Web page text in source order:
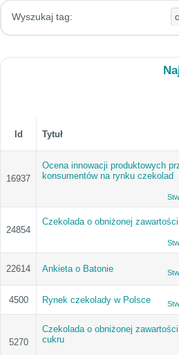
Wyszukaj tag:
Id Tytuł
16937
Ocena innowacji produktowych
konsumentów na rynku czekolad
24854
Czekolada o obniżonej
22614 Ankieta o Batonie
4500 Rynek czekolady w Polsce
5270
Czekolada o obniżonej
cukru